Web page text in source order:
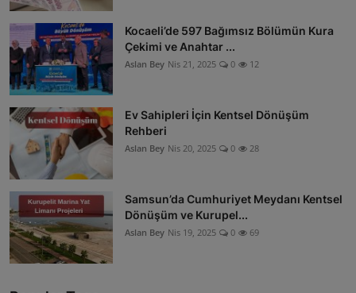
Kocaeli’de 597 Bağımsız Bölümün Kura
Çekimi ve Anahtar ...
Aslan Bey Nis 21, 2025 0 12
Ev Sahipleri İçin Kentsel Dönüşüm
Rehberi
Aslan Bey Nis 20, 2025 0 28
Samsun’da Cumhuriyet Meydanı Kentsel
Dönüşüm ve Kurupel...
Aslan Bey Nis 19, 2025 0 69